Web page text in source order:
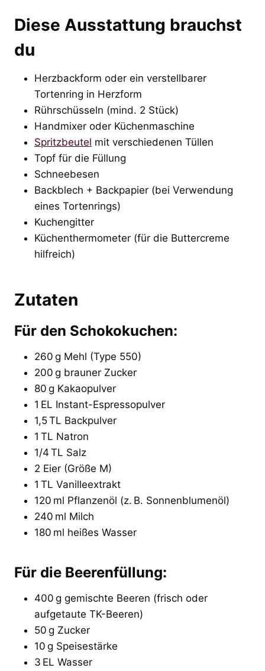
Diese Ausstattung brauchst
du
Herzbackform oder ein verstellbarer
Tortenring in Herzform
Rührschüsseln (mind. 2 Stück)
Handmixer oder Küchenmaschine
Spritzbeutel mit verschiedenen Tüllen
Topf für die Füllung
Schneebesen
Backblech + Backpapier (bei Verwendung
eines Tortenrings)
Kuchengitter
Küchenthermometer (für die Buttercreme
hilfreich)
Zutaten
Für den Schokokuchen:
260 g Mehl (Type 550)
200 g brauner Zucker
80 g Kakaopulver
1 EL Instant-Espressopulver
1,5 TL Backpulver
1 TL Natron
1/4 TL Salz
2 Eier (Größe M)
1 TL Vanilleextrakt
120 ml Pflanzenöl (z. B. Sonnenblumenöl)
240 ml Milch
180 ml heißes Wasser
Für die Beerenfüllung:
400 g gemischte Beeren (frisch oder
aufgetaute TK-Beeren)
50 g Zucker
10 g Speisestärke
3 EL Wasser